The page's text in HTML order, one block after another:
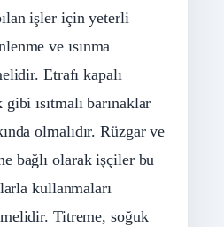
işler için yeterli
ve ısınma
Etrafı kapalı
ısıtmalı barınaklar
olmalıdır. Rüzgar ve
bağlı olarak işçiler bu
kullanmaları
Titreme, soğuk